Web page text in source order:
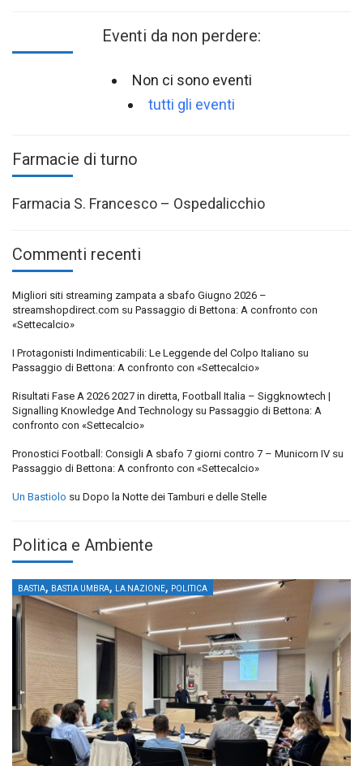
Eventi da non perdere:
Non ci sono eventi
tutti gli eventi
Farmacie di turno
Farmacia S. Francesco – Ospedalicchio
Commenti recenti
Migliori siti streaming zampata a sbafo Giugno 2026 –
streamshopdirect.com su Passaggio di Bettona: A confronto con
«Settecalcio»
I Protagonisti Indimenticabili: Le Leggende del Colpo Italiano su
Passaggio di Bettona: A confronto con «Settecalcio»
Risultati Fase A 2026 2027 in diretta, Football Italia – Siggknowtech |
Signalling Knowledge And Technology su Passaggio di Bettona: A
confronto con «Settecalcio»
Pronostici Football: Consigli A sbafo 7 giorni contro 7 – Municorn IV su
Passaggio di Bettona: A confronto con «Settecalcio»
Un Bastiolo su Dopo la Notte dei Tamburi e delle Stelle
Politica e Ambiente
BASTIA, BASTIA UMBRA, LA NAZIONE, POLITICA